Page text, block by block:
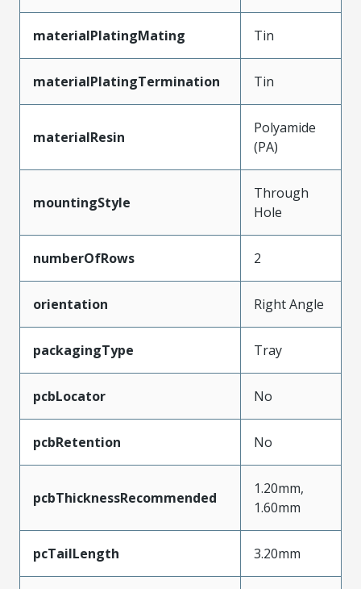
materialPlatingMating Tin
materialPlatingTermination Tin
materialResin
Polyamide
(PA)
mountingStyle
Through
Hole
numberOfRows 2
orientation Right Angle
packagingType Tray
pcbLocator No
pcbRetention No
pcbThicknessRecommended
1.20mm,
1.60mm
pcTailLength 3.20mm